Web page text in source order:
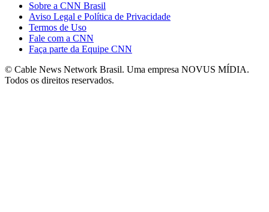
Sobre a CNN Brasil
Aviso Legal e Política de Privacidade
Termos de Uso
Fale com a CNN
Faça parte da Equipe CNN
© Cable News Network Brasil. Uma empresa NOVUS MÍDIA.
Todos os direitos reservados.